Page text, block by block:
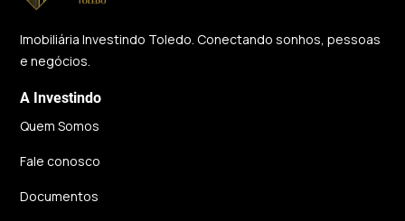
Imobiliária Investindo Toledo. Conectando sonhos, pessoas
e negócios.
A Investindo
Quem Somos
Fale conosco
Documentos